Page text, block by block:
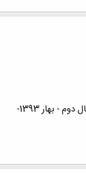
فصلنامه هنری نقشــــینه - ویژه نامه موسیقی | سال دوم - بهار 1393-